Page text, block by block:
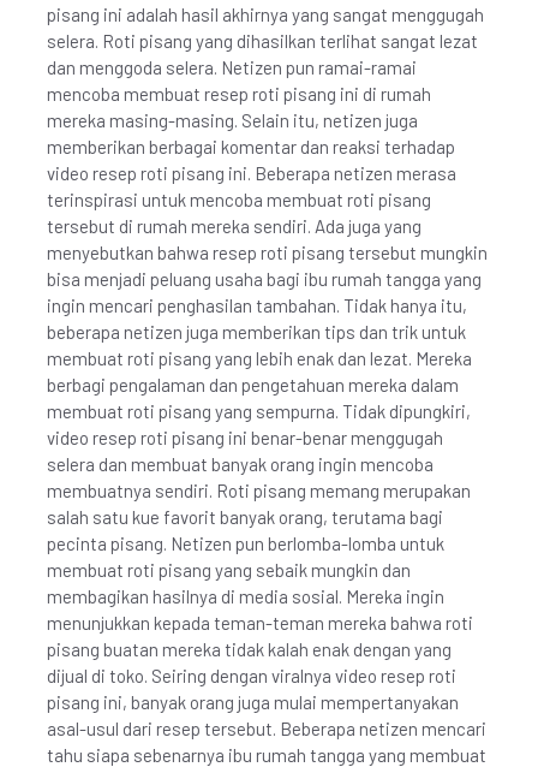
pisang ini adalah hasil akhirnya yang sangat menggugah
selera. Roti pisang yang dihasilkan terlihat sangat lezat
dan menggoda selera. Netizen pun ramai-ramai
mencoba membuat resep roti pisang ini di rumah
mereka masing-masing. Selain itu, netizen juga
memberikan berbagai komentar dan reaksi terhadap
video resep roti pisang ini. Beberapa netizen merasa
terinspirasi untuk mencoba membuat roti pisang
tersebut di rumah mereka sendiri. Ada juga yang
menyebutkan bahwa resep roti pisang tersebut mungkin
bisa menjadi peluang usaha bagi ibu rumah tangga yang
ingin mencari penghasilan tambahan. Tidak hanya itu,
beberapa netizen juga memberikan tips dan trik untuk
membuat roti pisang yang lebih enak dan lezat. Mereka
berbagi pengalaman dan pengetahuan mereka dalam
membuat roti pisang yang sempurna. Tidak dipungkiri,
video resep roti pisang ini benar-benar menggugah
selera dan membuat banyak orang ingin mencoba
membuatnya sendiri. Roti pisang memang merupakan
salah satu kue favorit banyak orang, terutama bagi
pecinta pisang. Netizen pun berlomba-lomba untuk
membuat roti pisang yang sebaik mungkin dan
membagikan hasilnya di media sosial. Mereka ingin
menunjukkan kepada teman-teman mereka bahwa roti
pisang buatan mereka tidak kalah enak dengan yang
dijual di toko. Seiring dengan viralnya video resep roti
pisang ini, banyak orang juga mulai mempertanyakan
asal-usul dari resep tersebut. Beberapa netizen mencari
tahu siapa sebenarnya ibu rumah tangga yang membuat